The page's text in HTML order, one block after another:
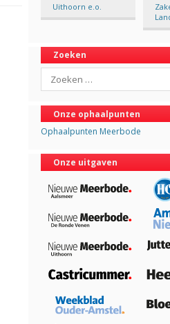
Uithoorn e.o.
Zoeken
Search
Onze ophaalpunten
Ophaalpunten Meerbode
Onze uitgaven